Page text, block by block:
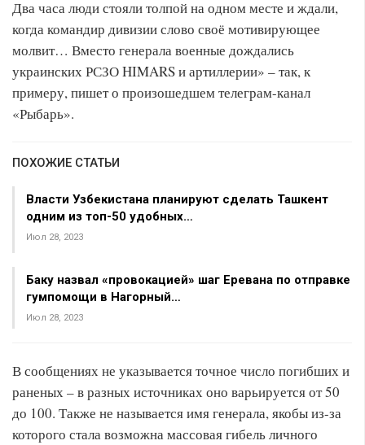
Два часа люди стояли толпой на одном месте и ждали,
когда командир дивизии слово своё мотивирующее
молвит… Вместо генерала военные дождались
украинских РСЗО HIMARS и артиллерии» – так, к
примеру, пишет о произошедшем телеграм-канал
«Рыбарь».
ПОХОЖИЕ СТАТЬИ
Власти Узбекистана планируют сделать Ташкент
одним из топ-50 удобных…
Июл 28, 2023
Баку назвал «провокацией» шаг Еревана по отправке
гумпомощи в Нагорный…
Июл 28, 2023
В сообщениях не указывается точное число погибших и
раненых – в разных источниках оно варьируется от 50
до 100. Также не называется имя генерала, якобы из-за
которого стала возможна массовая гибель личного